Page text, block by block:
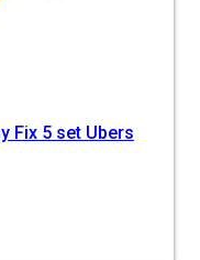
Fix 5 set Ubers